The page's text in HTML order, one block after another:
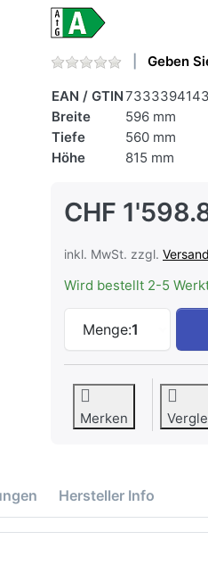
Geben
EAN / GTIN
Breite
596 mm
Tiefe
560 mm
Höhe
815 mm
CHF
inkl. MwSt. zzgl.
Wird bestellt 2-5
Menge:1
Merken
Hersteller Info